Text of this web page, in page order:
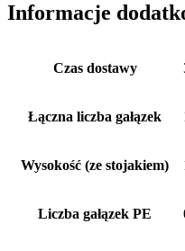
Informacje
Czas dostawy
Łączna liczba gałązek
Wysokość (ze stojakiem)
Liczba gałązek PE